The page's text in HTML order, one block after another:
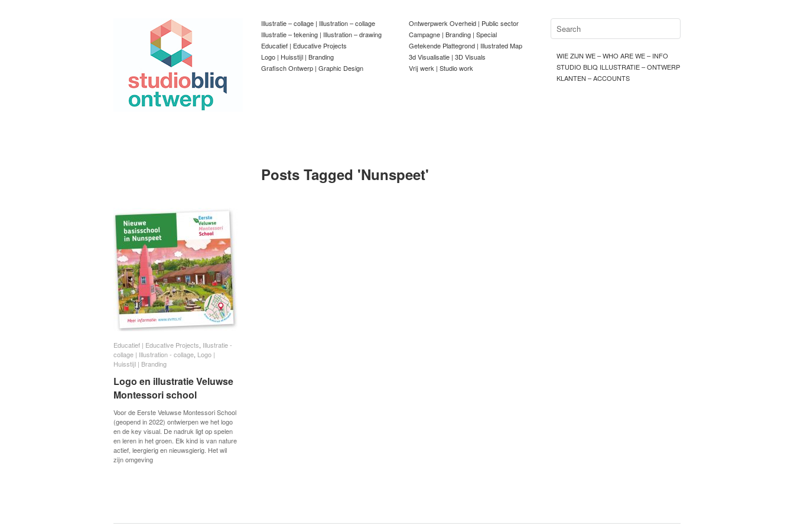
Illustratie – collage | Illustration – collage
Illustratie – tekening | Illustration – drawing
Educatief | Educative Projects
Logo | Huisstijl | Branding
Grafisch Ontwerp | Graphic Design
Ontwerpwerk Overheid | Public sector
Campagne | Branding | Special
Getekende Plattegrond | Illustrated Map
3d Visualisatie | 3D Visuals
Vrij werk | Studio work
WIE ZIJN WE – WHO ARE WE – INFO
STUDIO BLIQ ILLUSTRATIE – ONTWERP
KLANTEN – ACCOUNTS
Posts Tagged 'Nunspeet'
Educatief | Educative Projects Illustratie -
collage | Illustration - collage Logo |
Huisstijl | Branding
Logo en illustratie Veluwse
Montessori school
Voor de Eerste Veluwse Montessori School
(geopend in 2022) ontwierpen we het logo
en de key visual. De nadruk ligt op spelen
en leren in het groen. Elk kind is van nature
actief, leergierig en nieuwsgierig. Het wil
zijn omgeving
Educatief | Educative Projects Illustratie -
collage | Illustration - collage Logo |
Huisstijl | Branding
Logo en illustratie Veluwse
Montessori school